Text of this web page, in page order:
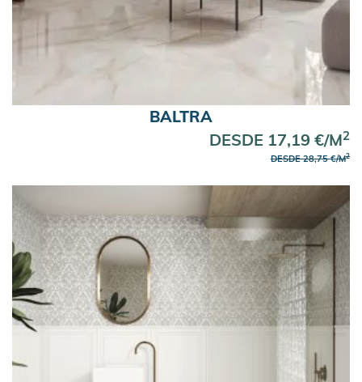
BALTRA
DESDE 17,19 €/M2
DESDE 28,75 €/M2